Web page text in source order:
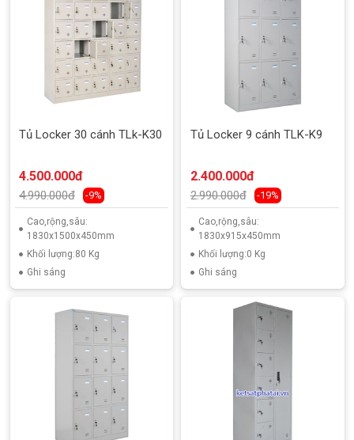
Tủ Locker 30 cánh TLk-K30
4.500.000đ
4.990.000đ -9%
Cao,rộng,sâu:
1830x1500x450mm
Khối lượng:80 Kg
Ghi sáng
Tủ Locker 9 cánh TLK-K9
2.400.000đ
2.990.000đ -19%
Cao,rộng,sâu:
1830x915x450mm
Khối lượng:0 Kg
Ghi sáng